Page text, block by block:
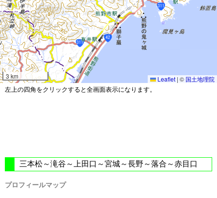
3 km Leaflet | © 国土地理院
左上の四角をクリックすると全画面表示になります。
三本松～滝谷～上田口～宮城～長野～落合～赤目口
プロフィールマップ